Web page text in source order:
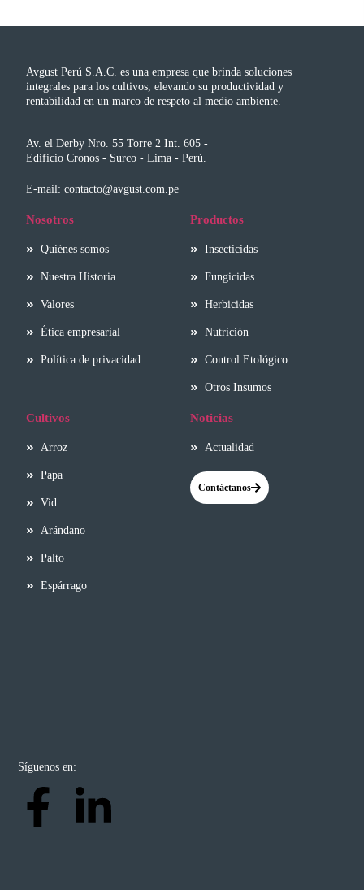
Avgust Perú S.A.C. es una empresa que brinda soluciones
integrales para los cultivos, elevando su productividad y
rentabilidad en un marco de respeto al medio ambiente.
Av. el Derby Nro. 55 Torre 2 Int. 605 -
Edificio Cronos - Surco - Lima - Perú.
E-mail: contacto@avgust.com.pe
Nosotros
Quiénes somos
Nuestra Historia
Valores
Ética empresarial
Política de privacidad
Productos
Insecticidas
Fungicidas
Herbicidas
Nutrición
Control Etológico
Otros Insumos
Cultivos
Arroz
Papa
Vid
Arándano
Palto
Espárrago
Noticias
Actualidad
Contáctanos
Síguenos en: